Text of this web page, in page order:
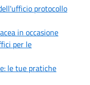
protocollo
in occasione
per le
le tue pratiche